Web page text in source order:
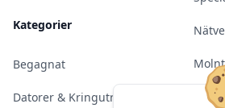
Kategorier
Begagnat
Datorer & Kringutrustning